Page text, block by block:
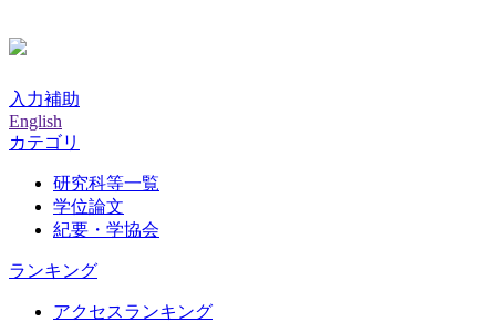
入力補助
English
カテゴリ
研究科等一覧
学位論文
紀要・学協会
ランキング
アクセスランキング